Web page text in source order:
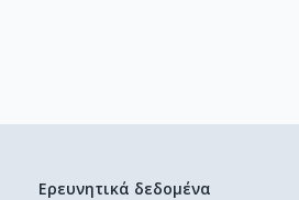
Ερευνητικά δεδομένα